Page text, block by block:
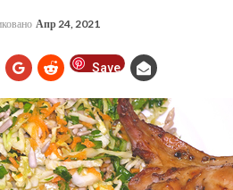
Апр 24, 2021
Save